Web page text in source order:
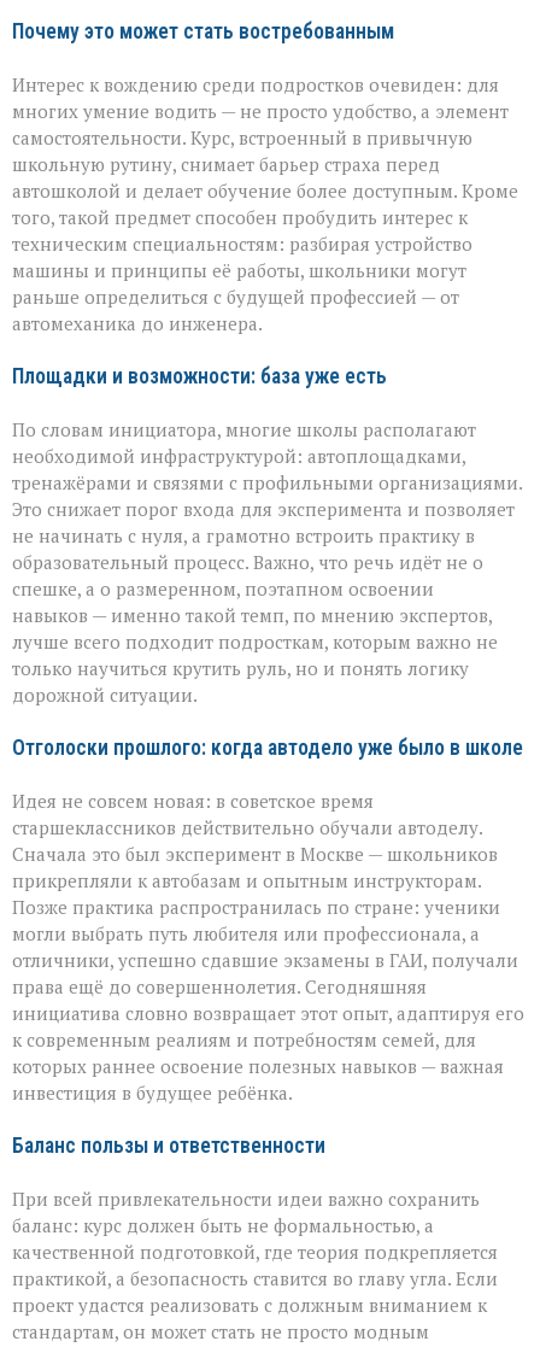
Почему это может стать востребованным
Интерес к вождению среди подростков очевиден: для
многих умение водить — не просто удобство, а элемент
самостоятельности. Курс, встроенный в привычную
школьную рутину, снимает барьер страха перед
автошколой и делает обучение более доступным. Кроме
того, такой предмет способен пробудить интерес к
техническим специальностям: разбирая устройство
машины и принципы её работы, школьники могут
раньше определиться с будущей профессией — от
автомеханика до инженера.
Площадки и возможности: база уже есть
По словам инициатора, многие школы располагают
необходимой инфраструктурой: автоплощадками,
тренажёрами и связями с профильными организациями.
Это снижает порог входа для эксперимента и позволяет
не начинать с нуля, а грамотно встроить практику в
образовательный процесс. Важно, что речь идёт не о
спешке, а о размеренном, поэтапном освоении
навыков — именно такой темп, по мнению экспертов,
лучше всего подходит подросткам, которым важно не
только научиться крутить руль, но и понять логику
дорожной ситуации.
Отголоски прошлого: когда автодело уже было в школе
Идея не совсем новая: в советское время
старшеклассников действительно обучали автоделу.
Сначала это был эксперимент в Москве — школьников
прикрепляли к автобазам и опытным инструкторам.
Позже практика распространилась по стране: ученики
могли выбрать путь любителя или профессионала, а
отличники, успешно сдавшие экзамены в ГАИ, получали
права ещё до совершеннолетия. Сегодняшняя
инициатива словно возвращает этот опыт, адаптируя его
к современным реалиям и потребностям семей, для
которых раннее освоение полезных навыков — важная
инвестиция в будущее ребёнка.
Баланс пользы и ответственности
При всей привлекательности идеи важно сохранить
баланс: курс должен быть не формальностью, а
качественной подготовкой, где теория подкрепляется
практикой, а безопасность ставится во главу угла. Если
проект удастся реализовать с должным вниманием к
стандартам, он может стать не просто модным